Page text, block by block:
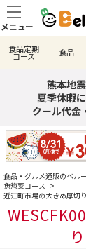
食品定期
コース 食品
熊本地
夏季休暇
クール代金
食品・グルメ通販のベル
魚惣菜コース >
近江町市場の大きめ厚切